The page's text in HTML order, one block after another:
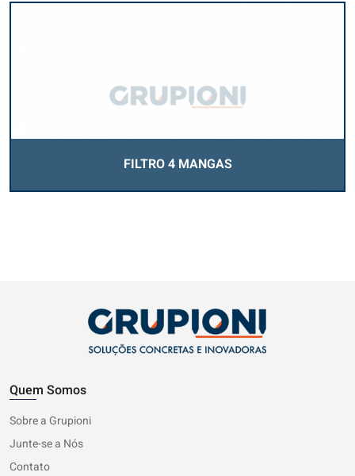
FILTRO 4 MANGAS
Quem Somos
Sobre a Grupioni
Junte-se a Nós
Contato